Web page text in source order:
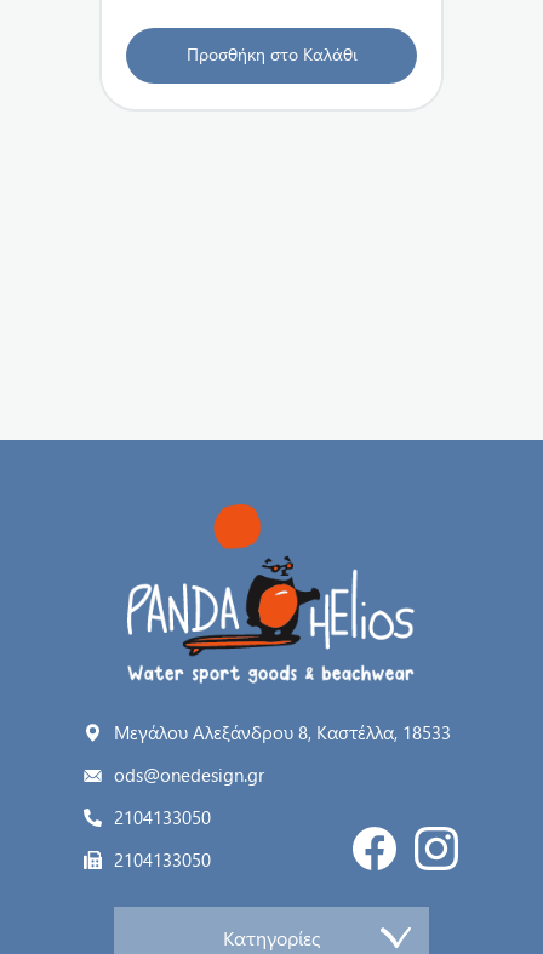
Προσθήκη στο Καλάθι
Μεγάλου Αλεξάνδρου 8, Καστέλλα, 18533
ods@onedesign.gr
2104133050
2104133050
Κατηγορίες